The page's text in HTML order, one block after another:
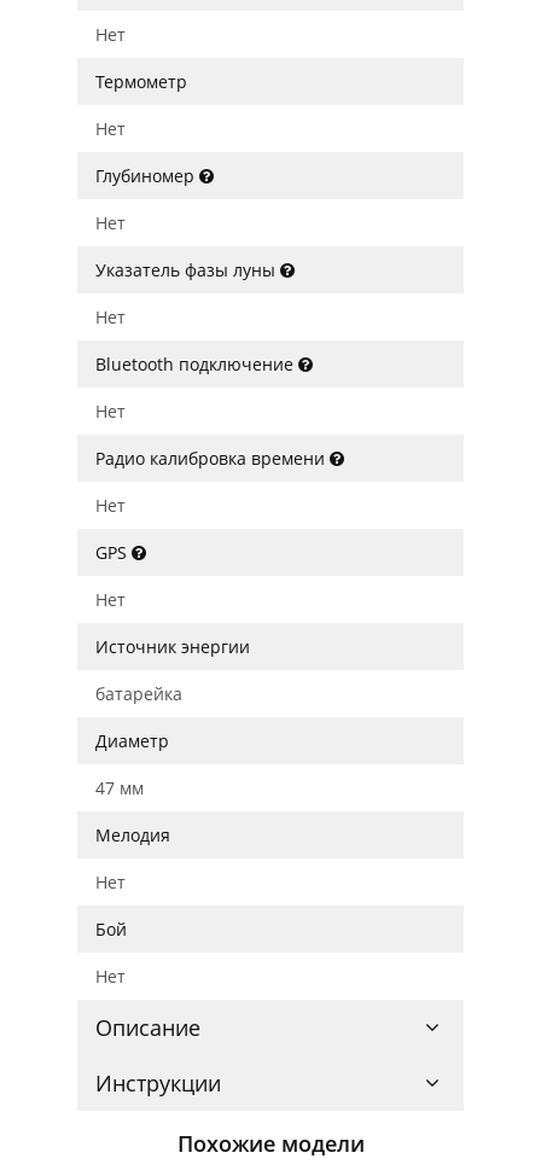
Нет
Термометр
Нет
Глубиномер
Нет
Указатель фазы луны
Нет
Bluetooth подключение
Нет
Радио калибровка времени
Нет
GPS
Нет
Источник энергии
батарейка
Диаметр
47 мм
Мелодия
Нет
Бой
Нет
Описание
Инструкции
Похожие модели